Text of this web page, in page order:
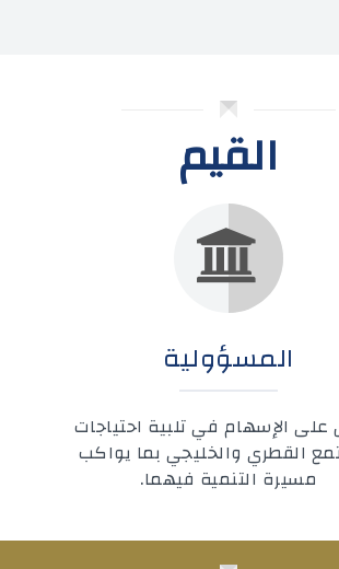
القيم
المسؤولية
‬مسيرة‭ ‬التنمية‭ ‬فيهما‭.‬